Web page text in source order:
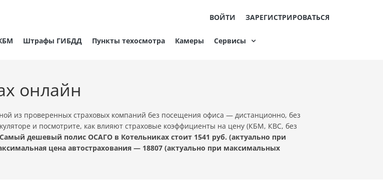
ВОЙТИ ЗАРЕГИСТРИРОВАТЬСЯ
Штрафы ГИБДД Пункты техосмотра Камеры Сервисы
онлайн
из проверенных страховых компаний без посещения офиса — дистанционно, без
и посмотрите, как влияют страховые коэффициенты на цену (КБМ, КВС, без
Самый дешевый полис ОСАГО в Котельниках стоит 1541 руб. (актуально при
цена автострахования — 18807 (актуально при максимальных